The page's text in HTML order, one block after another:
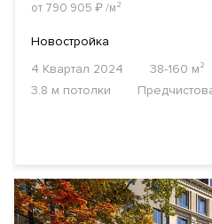
от 790 905 ₽/м²
Новостройка
4 Квартал 2024
38-160 м²
3.8 м потолки